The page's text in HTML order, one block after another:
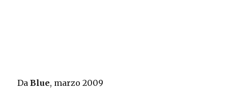
DaBlue, marzo 2009